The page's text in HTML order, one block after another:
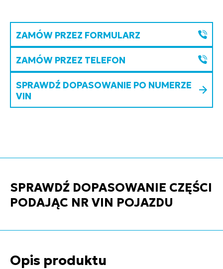
ZAMÓW PRZEZ FORMULARZ
ZAMÓW PRZEZ TELEFON
SPRAWDŹ DOPASOWANIE PO NUMERZE
VIN
SPRAWDŹ DOPASOWANIE CZĘŚCI
PODAJĄC NR VIN POJAZDU
Opis produktu